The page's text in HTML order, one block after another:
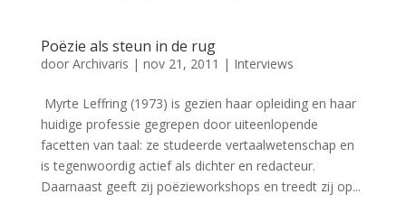
Poëzie als steun in de rug
door Archivaris | nov 21, 2011 | Interviews
Myrte Leffring (1973) is gezien haar opleiding en haar
huidige professie gegrepen door uiteenlopende
facetten van taal: ze studeerde vertaalwetenschap en
is tegenwoordig actief als dichter en redacteur.
Daarnaast geeft zij poëzieworkshops en treedt zij op...